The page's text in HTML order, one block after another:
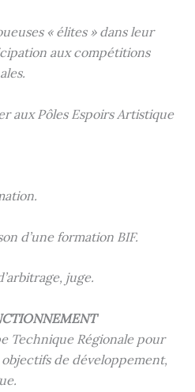
« élites » dans leur
aux compétitions
aux Pôles Espoirs Artistique
d’une formation BIF.
juge.
Technique Régionale pour
de développement,